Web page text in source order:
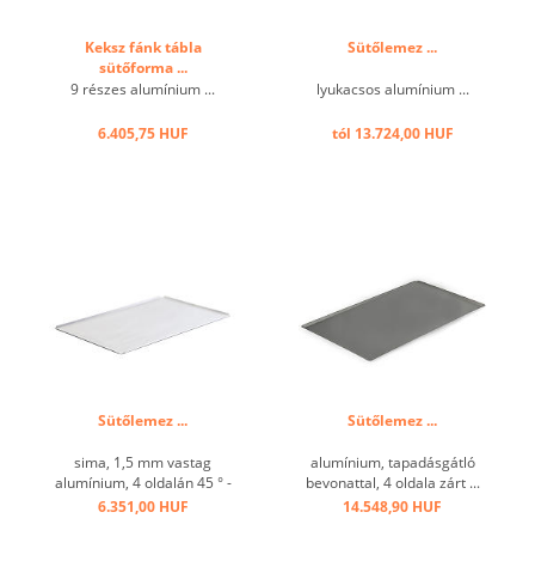
Keksz fánk tábla
sütőforma ...
9 részes alumínium ...
6.405,75 HUF
Sütőlemez ...
lyukacsos alumínium ...
tól 13.724,00 HUF
Sütőlemez ...
sima, 1,5 mm vastag
alumínium, 4 oldalán 45 ° -
os, nyitott sarkokkal,
6.351,00 HUF
Sütőlemez ...
alumínium, tapadásgátló
bevonattal, 4 oldala zárt ...
14.548,90 HUF